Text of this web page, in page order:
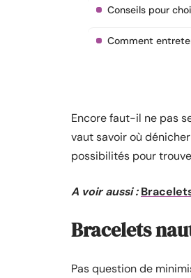
Conseils pour
Comment
Encore faut-il ne pas
vaut savoir où
possibilités pour
A voir aussi :
Bracelets
Pas question de